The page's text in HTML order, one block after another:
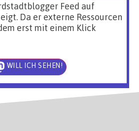
Feed auf
Da er externe Ressourcen
erst mit einem Klick
WILL ICH SEHEN!